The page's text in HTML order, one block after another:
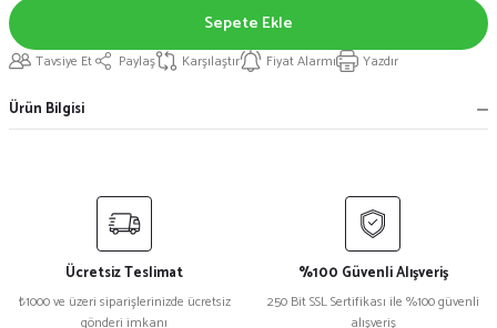
Sepete Ekle
Tavsiye Et Paylaş Karşılaştır Fiyat Alarmı Yazdır
Ürün Bilgisi
Ücretsiz Teslimat
₺1000 ve üzeri siparişlerinizde ücretsiz
gönderi imkanı
%100 Güvenli Alışveriş
250 Bit SSL Sertifikası ile %100 güvenli
alışveriş